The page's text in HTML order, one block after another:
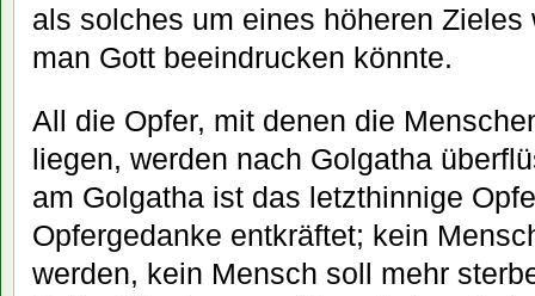
als solches um eines höheren
man Gott beeindrucken könnte.
All die Opfer, mit denen die
liegen, werden nach Golgatha
am Golgatha ist das letzthinnige
Opfergedanke entkräftet; kein
werden, kein Mensch soll mehr